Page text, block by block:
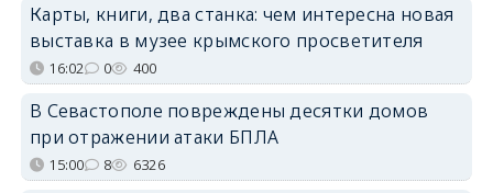
Карты, книги, два станка: чем интересна новая
выставка в музее крымского просветителя
16:02 0 400
В Севастополе повреждены десятки домов
при отражении атаки БПЛА
15:00 8 6326